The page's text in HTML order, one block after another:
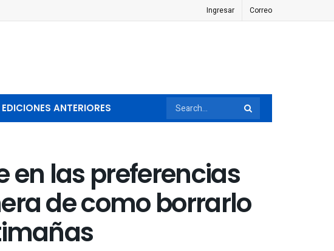
Ingresar Correo
EDICIONES ANTERIORES
en las preferencias
de como borrarlo